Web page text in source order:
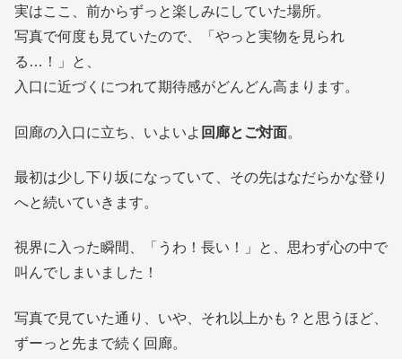
実はここ、前からずっと楽しみにしていた場所。
写真で何度も見ていたので、「やっと実物を見られ
る…！」と、
入口に近づくにつれて期待感がどんどん高まります。
回廊の入口に立ち、いよいよ 回廊とご対面。
最初は少し下り坂になっていて、その先はなだらかな登り
へと続いていきます。
視界に入った瞬間、「うわ！長い！」と、思わず心の中で
叫んでしまいました！
写真で見ていた通り、いや、それ以上かも？と思うほど、
ずーっと先まで続く回廊。